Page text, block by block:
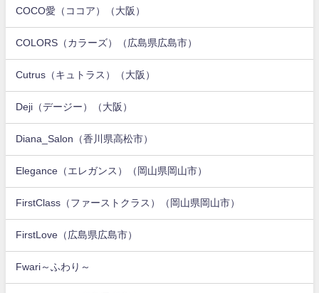
COCO愛（ココア）（大阪）
COLORS（カラーズ）（広島県広島市）
Cutrus（キュトラス）（大阪）
Deji（デージー）（大阪）
Diana_Salon（香川県高松市）
Elegance（エレガンス）（岡山県岡山市）
FirstClass（ファーストクラス）（岡山県岡山市）
FirstLove（広島県広島市）
Fwari～ふわり～